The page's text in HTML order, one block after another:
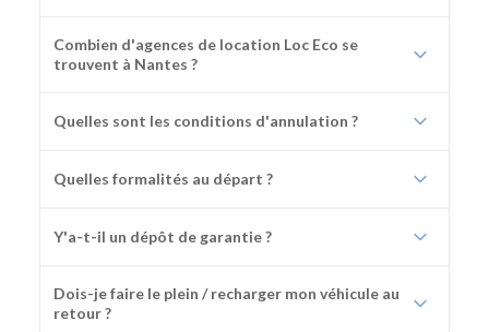
Combien d'agences de location Loc Eco se
trouvent à Nantes ?
Quelles sont les conditions d'annulation ?
Quelles formalités au départ ?
Y'a-t-il un dépôt de garantie ?
Dois-je faire le plein / recharger mon véhicule au
retour ?